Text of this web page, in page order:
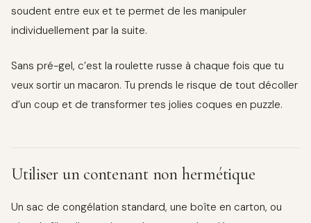
soudent entre eux et te permet de les manipuler
individuellement par la suite.
Sans pré-gel, c’est la roulette russe à chaque fois que tu
veux sortir un macaron. Tu prends le risque de tout décoller
d’un coup et de transformer tes jolies coques en puzzle.
Utiliser un contenant non hermétique
Un sac de congélation standard, une boîte en carton, ou